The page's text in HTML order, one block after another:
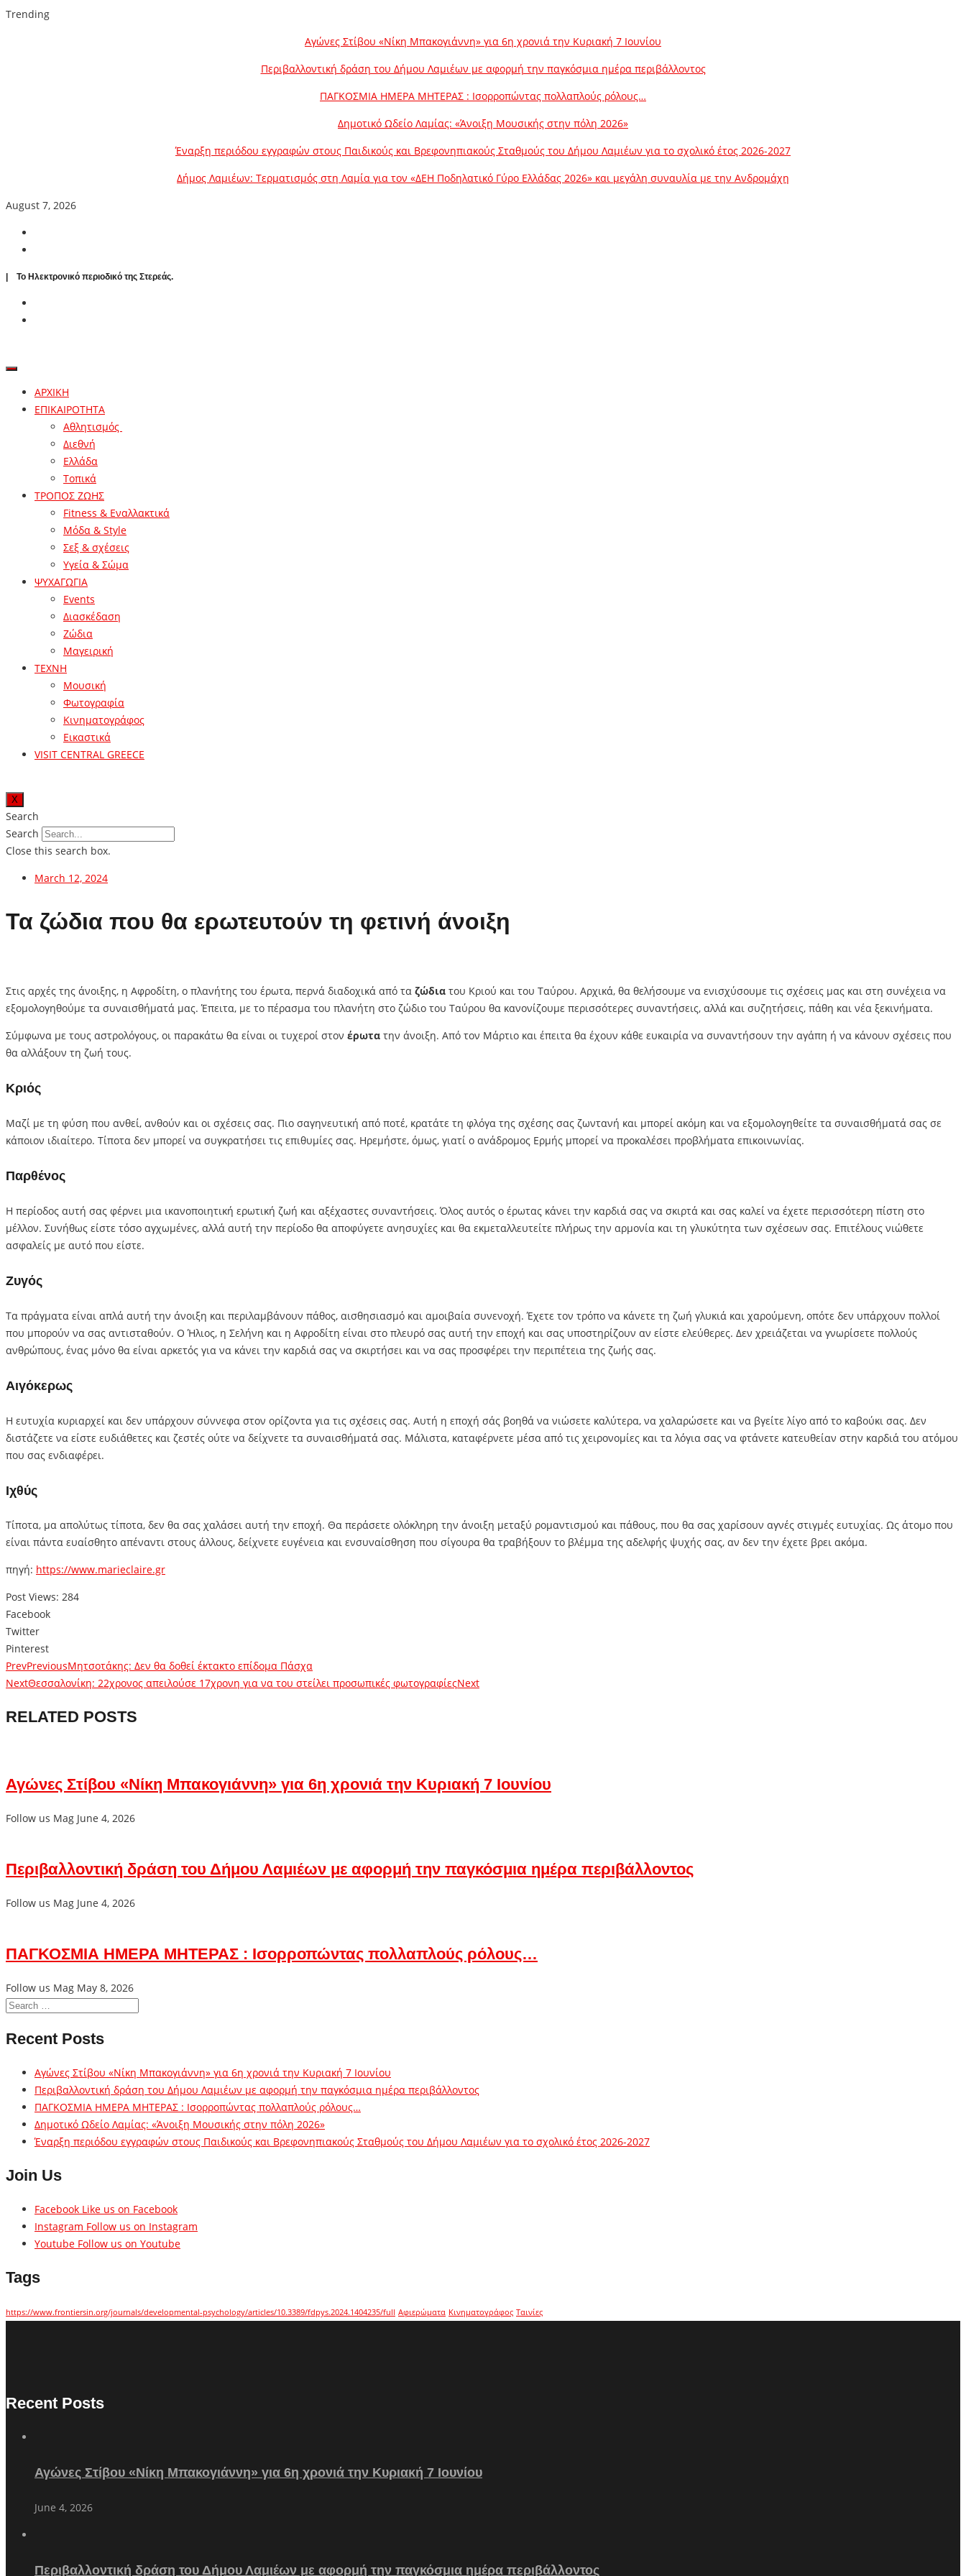
Trending
Αγώνες Στίβου «Νίκη Μπακογιάννη» για 6η χρονιά την Κυριακή 7 Ιουνίου
Περιβαλλοντική δράση του Δήμου Λαμιέων με αφορμή την παγκόσμια ημέρα περιβάλλοντος
ΠΑΓΚΟΣΜΙΑ ΗΜΕΡΑ ΜΗΤΕΡΑΣ : Ισορροπώντας πολλαπλούς ρόλους…
Δημοτικό Ωδείο Λαμίας: «Άνοιξη Μουσικής στην πόλη 2026»
Έναρξη περιόδου εγγραφών στους Παιδικούς και Βρεφονηπιακούς Σταθμούς του Δήμου Λαμιέων για το σχολικό έτος 2026-2027
Δήμος Λαμιέων: Τερματισμός στη Λαμία για τον «ΔΕΗ Ποδηλατικό Γύρο Ελλάδας 2026» και μεγάλη συναυλία με την Ανδρομάχη
August 7, 2026
| To Ηλεκτρονικό περιοδικό της Στερεάς.
ΑΡΧΙΚΗ
ΕΠΙΚΑΙΡΟΤΗΤΑ
Αθλητισμός
Διεθνή
Ελλάδα
Τοπικά
ΤΡΟΠΟΣ ΖΩΗΣ
Fitness & Εναλλακτικά
Μόδα & Style
Σεξ & σχέσεις
Υγεία & Σώμα
ΨΥΧΑΓΩΓΙΑ
Events
Διασκέδαση
Ζώδια
Μαγειρική
ΤΕΧΝΗ
Μουσική
Φωτογραφία
Κινηματογράφος
Εικαστικά
VISIT CENTRAL GREECE
X
Search
Search
Close this search box.
March 12, 2024
Τα ζώδια που θα ερωτευτούν τη φετινή άνοιξη
Στις αρχές της άνοιξης, η Αφροδίτη, ο πλανήτης του έρωτα, περνά διαδοχικά από τα ζώδια του Κριού και του Ταύρου. Αρχικά, θα θελήσουμε να ενισχύσουμε τις σχέσεις μας και στη συνέχεια να
εξομολογηθούμε τα συναισθήματά μας. Έπειτα, με το πέρασμα του πλανήτη στο ζώδιο του Ταύρου θα κανονίζουμε περισσότερες συναντήσεις, αλλά και συζητήσεις, πάθη και νέα ξεκινήματα.
Σύμφωνα με τους αστρολόγους, οι παρακάτω θα είναι οι τυχεροί στον έρωτα την άνοιξη. Από τον Μάρτιο και έπειτα θα έχουν κάθε ευκαιρία να συναντήσουν την αγάπη ή να κάνουν σχέσεις που
θα αλλάξουν τη ζωή τους.
Κριός
Μαζί με τη φύση που ανθεί, ανθούν και οι σχέσεις σας. Πιο σαγηνευτική από ποτέ, κρατάτε τη φλόγα της σχέσης σας ζωντανή και μπορεί ακόμη και να εξομολογηθείτε τα συναισθήματά σας σε
κάποιον ιδιαίτερο. Τίποτα δεν μπορεί να συγκρατήσει τις επιθυμίες σας. Ηρεμήστε, όμως, γιατί ο ανάδρομος Ερμής μπορεί να προκαλέσει προβλήματα επικοινωνίας.
Παρθένος
Η περίοδος αυτή σας φέρνει μια ικανοποιητική ερωτική ζωή και αξέχαστες συναντήσεις. Όλος αυτός ο έρωτας κάνει την καρδιά σας να σκιρτά και σας καλεί να έχετε περισσότερη πίστη στο
μέλλον. Συνήθως είστε τόσο αγχωμένες, αλλά αυτή την περίοδο θα αποφύγετε ανησυχίες και θα εκμεταλλευτείτε πλήρως την αρμονία και τη γλυκύτητα των σχέσεων σας. Επιτέλους νιώθετε
ασφαλείς με αυτό που είστε.
Ζυγός
Τα πράγματα είναι απλά αυτή την άνοιξη και περιλαμβάνουν πάθος, αισθησιασμό και αμοιβαία συνενοχή. Έχετε τον τρόπο να κάνετε τη ζωή γλυκιά και χαρούμενη, οπότε δεν υπάρχουν πολλοί
που μπορούν να σας αντισταθούν. Ο Ήλιος, η Σελήνη και η Αφροδίτη είναι στο πλευρό σας αυτή την εποχή και σας υποστηρίζουν αν είστε ελεύθερες. Δεν χρειάζεται να γνωρίσετε πολλούς
ανθρώπους, ένας μόνο θα είναι αρκετός για να κάνει την καρδιά σας να σκιρτήσει και να σας προσφέρει την περιπέτεια της ζωής σας.
Αιγόκερως
Η ευτυχία κυριαρχεί και δεν υπάρχουν σύννεφα στον ορίζοντα για τις σχέσεις σας. Αυτή η εποχή σάς βοηθά να νιώσετε καλύτερα, να χαλαρώσετε και να βγείτε λίγο από το καβούκι σας. Δεν
διστάζετε να είστε ευδιάθετες και ζεστές ούτε να δείχνετε τα συναισθήματά σας. Μάλιστα, καταφέρνετε μέσα από τις χειρονομίες και τα λόγια σας να φτάνετε κατευθείαν στην καρδιά του ατόμου
που σας ενδιαφέρει.
Ιχθύς
Τίποτα, μα απολύτως τίποτα, δεν θα σας χαλάσει αυτή την εποχή. Θα περάσετε ολόκληρη την άνοιξη μεταξύ ρομαντισμού και πάθους, που θα σας χαρίσουν αγνές στιγμές ευτυχίας. Ως άτομο που
είναι πάντα ευαίσθητο απέναντι στους άλλους, δείχνετε ευγένεια και ενσυναίσθηση που σίγουρα θα τραβήξουν το βλέμμα της αδελφής ψυχής σας, αν δεν την έχετε βρει ακόμα.
πηγή: https://www.marieclaire.gr
Post Views: 284
Facebook
Twitter
Pinterest
PrevPreviousΜητσοτάκης: Δεν θα δοθεί έκτακτο επίδομα Πάσχα
NextΘεσσαλονίκη: 22χρονος απειλούσε 17χρονη για να του στείλει προσωπικές φωτογραφίεςNext
RELATED POSTS
Αγώνες Στίβου «Νίκη Μπακογιάννη» για 6η χρονιά την Κυριακή 7 Ιουνίου
Follow us Mag June 4, 2026
Περιβαλλοντική δράση του Δήμου Λαμιέων με αφορμή την παγκόσμια ημέρα περιβάλλοντος
Follow us Mag June 4, 2026
ΠΑΓΚΟΣΜΙΑ ΗΜΕΡΑ ΜΗΤΕΡΑΣ : Ισορροπώντας πολλαπλούς ρόλους…
Follow us Mag May 8, 2026
Recent Posts
Αγώνες Στίβου «Νίκη Μπακογιάννη» για 6η χρονιά την Κυριακή 7 Ιουνίου
Περιβαλλοντική δράση του Δήμου Λαμιέων με αφορμή την παγκόσμια ημέρα περιβάλλοντος
ΠΑΓΚΟΣΜΙΑ ΗΜΕΡΑ ΜΗΤΕΡΑΣ : Ισορροπώντας πολλαπλούς ρόλους…
Δημοτικό Ωδείο Λαμίας: «Άνοιξη Μουσικής στην πόλη 2026»
Έναρξη περιόδου εγγραφών στους Παιδικούς και Βρεφονηπιακούς Σταθμούς του Δήμου Λαμιέων για το σχολικό έτος 2026-2027
Join Us
Facebook Like us on Facebook
Instagram Follow us on Instagram
Youtube Follow us on Youtube
Tags
https://www.frontiersin.org/journals/developmental-psychology/articles/10.3389/fdpys.2024.1404235/full Αφιερώματα Κινηματογράφος Ταινίες
Recent Posts
Αγώνες Στίβου «Νίκη Μπακογιάννη» για 6η χρονιά την Κυριακή 7 Ιουνίου
June 4, 2026
Περιβαλλοντική δράση του Δήμου Λαμιέων με αφορμή την παγκόσμια ημέρα περιβάλλοντος